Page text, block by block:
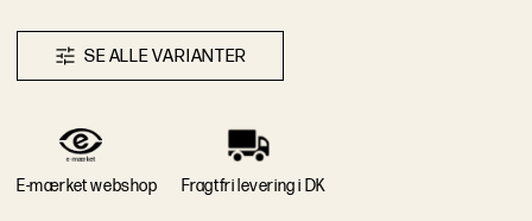
SEALLEVAR ANTER
E-mærket webshop Fragtfri levering i DK